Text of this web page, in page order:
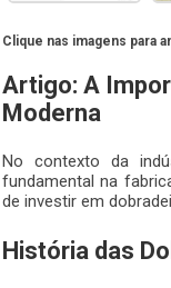
Clique nas imagens para
Artigo: A
Moderna
No contexto da
fundamental na
de investir em
História das